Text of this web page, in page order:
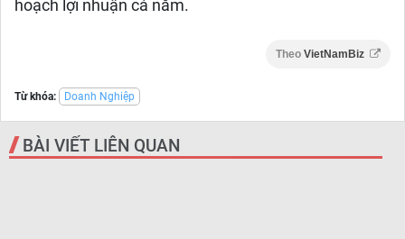
hoạch lợi nhuận cả năm.
Theo VietNamBiz
Từ khóa: Doanh Nghiệp
BÀI VIẾT LIÊN QUAN